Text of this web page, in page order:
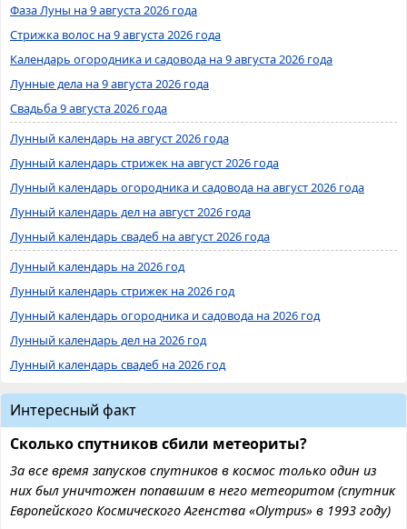
Фаза Луны на 9 августа 2026 года
Стрижка волос на 9 августа 2026 года
Календарь огородника и садовода на 9 августа 2026 года
Лунные дела на 9 августа 2026 года
Свадьба 9 августа 2026 года
Лунный календарь на август 2026 года
Лунный календарь стрижек на август 2026 года
Лунный календарь огородника и садовода на август 2026 года
Лунный календарь дел на август 2026 года
Лунный календарь свадеб на август 2026 года
Лунный календарь на 2026 год
Лунный календарь стрижек на 2026 год
Лунный календарь огородника и садовода на 2026 год
Лунный календарь дел на 2026 год
Лунный календарь свадеб на 2026 год
Интересный факт
Сколько спутников сбили метеориты?
За все время запусков спутников в космос только один из
них был уничтожен попавшим в него метеоритом (спутник
Европейского Космического Агенства «Olympus» в 1993 году)